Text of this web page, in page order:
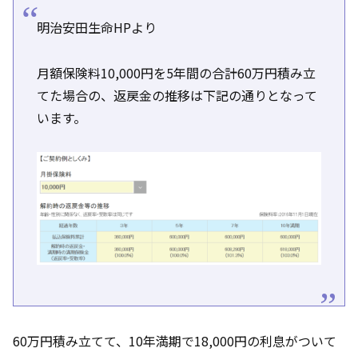
明治安田生命HPより
月額保険料10,000円を5年間の合計60万円積み立
てた場合の、返戻金の推移は下記の通りとなって
います。
60万円積み立てて、10年満期で18,000円の利息がついて